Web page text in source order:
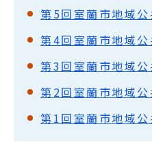
第5回室蘭市地域
第4回室蘭市地域
第3回室蘭市地域
第2回室蘭市地域
第1回室蘭市地域